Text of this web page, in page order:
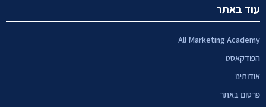
עוד באתר
All Marketing Academy
הפודקאסט
אודותינו
פרסום באתר